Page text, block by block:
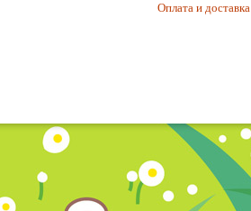
Оплата и доставка